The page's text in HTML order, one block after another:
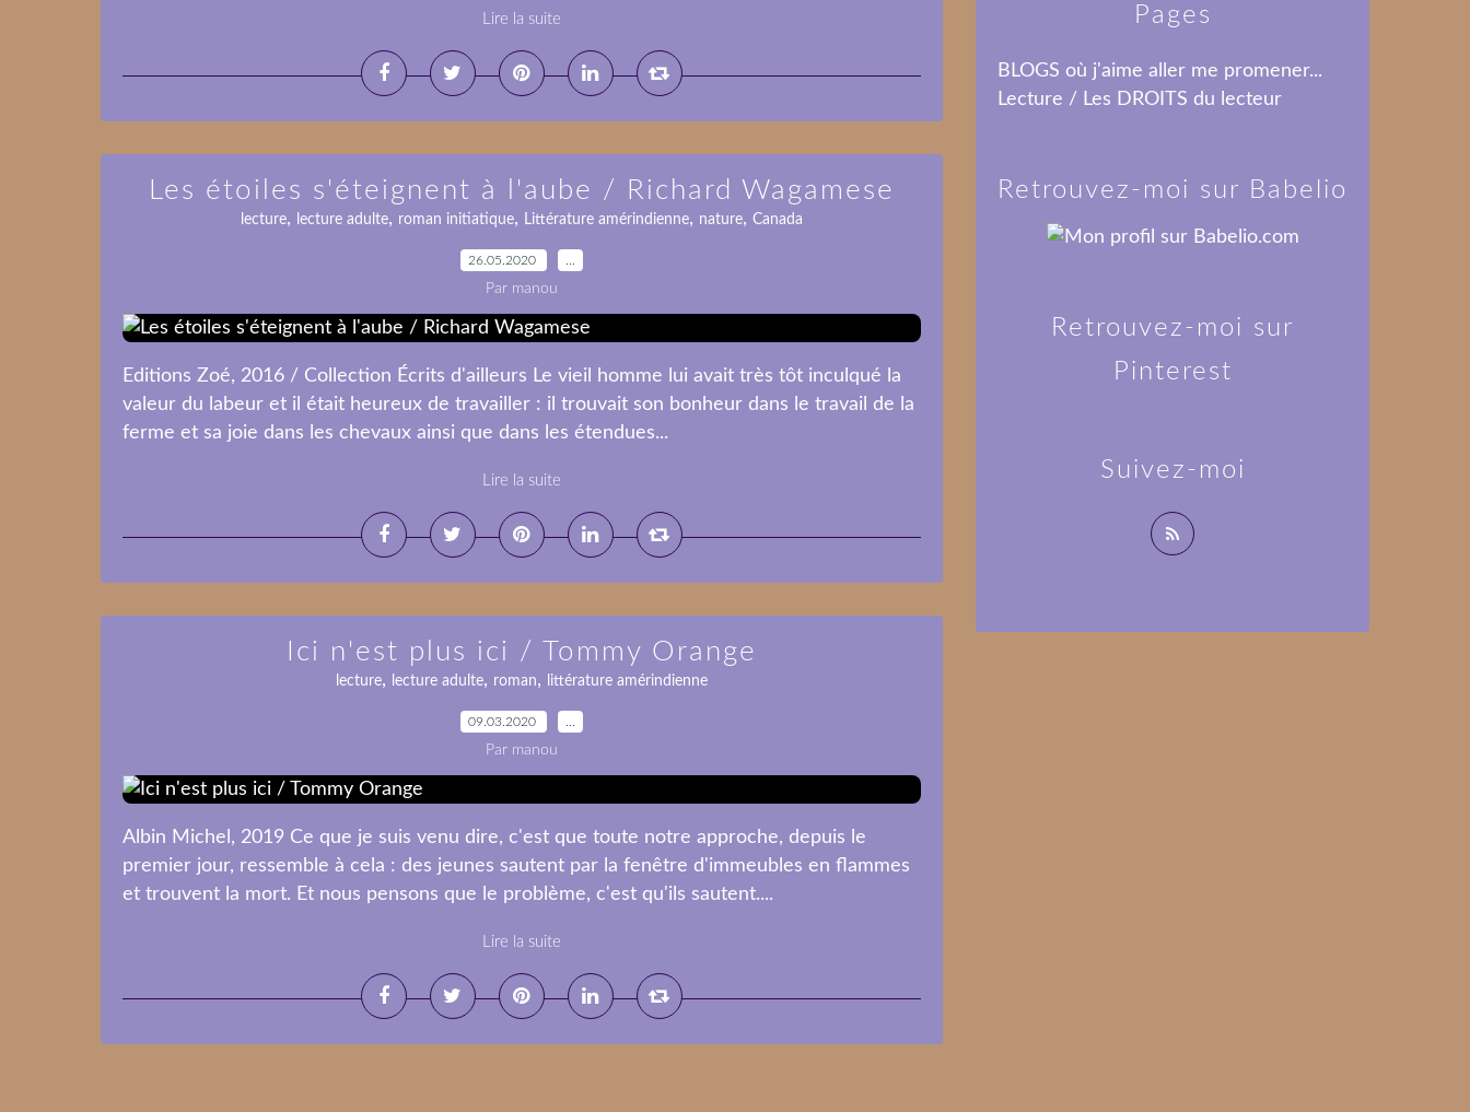
Lire la suite
Les étoiles s'éteignent à l'aube / Richard Wagamese
lecture, lecture adulte, roman initiatique, Littérature amérindienne, nature, Canada
26.05.2020
Par manou
Editions Zoé, 2016 / Collection Écrits d'ailleurs Le vieil homme lui avait très tôt inculqué la
valeur du labeur et il était heureux de travailler : il trouvait son bonheur dans le travail de la
ferme et sa joie dans les chevaux ainsi que dans les étendues...
Lire la suite
Ici n'est plus ici / Tommy Orange
lecture, lecture adulte, roman, littérature amérindienne
09.03.2020
Par manou
Albin Michel, 2019 Ce que je suis venu dire, c'est que toute notre approche, depuis le
premier jour, ressemble à cela : des jeunes sautent par la fenêtre d'immeubles en flammes
et trouvent la mort. Et nous pensons que le problème, c'est qu'ils sautent....
Lire la suite
Pages
BLOGS où j'aime aller me promener...
Lecture / Les DROITS du lecteur
Suivez-moi
Retrouvez-moi sur Babelio
Retrouvez-moi sur
Pinterest